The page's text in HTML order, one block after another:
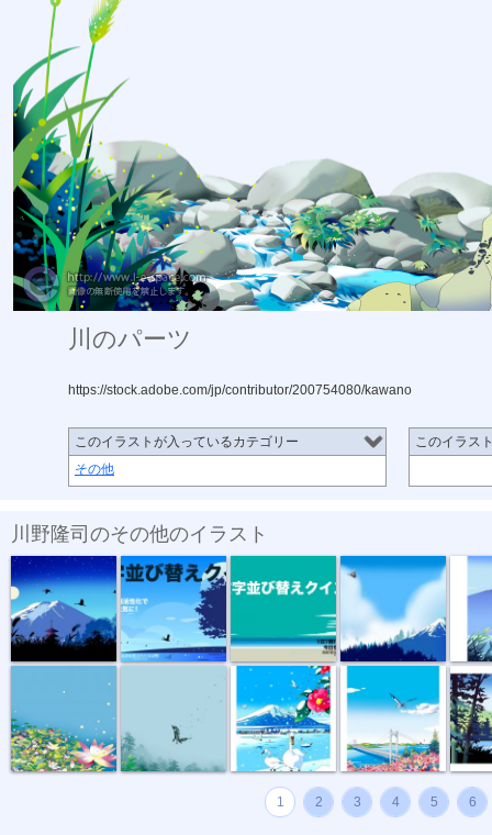
川のパーツ
https://stock.adobe.com/jp/contributor/200754080/kawano
このイラストが入っているカテゴリー
その他
このイラス
川野隆司のその他のイラスト
Temple at th... YouTube動画... YouTubeサム...
霧の森へ 白い世界に赤... 海に架かる橋 「美
1 2 3 4 5 6